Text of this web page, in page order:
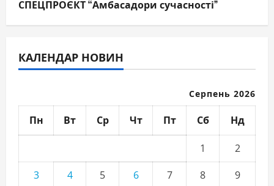
СПЕЦПРОЄКТ “Амбасадори сучасності”
КАЛЕНДАР НОВИН
Серпень 2026
Пн Вт Ср Чт Пт Сб Нд
1
2
3
4 5 6 7 8
9